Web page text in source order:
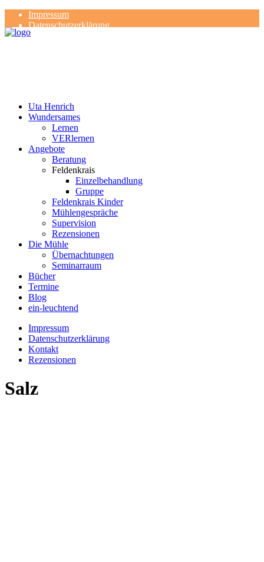
Impressum
Datenschutzerklärung
Kontakt
Uta Henrich
Wundersames
Lernen
VERlernen
Angebote
Beratung
Feldenkrais
Einzelbehandlung
Gruppe
Feldenkrais Kinder
Mühlengespräche
Supervision
Rezensionen
Die Mühle
Übernachtungen
Seminarraum
Bücher
Termine
Blog
ein-leuchtend
Impressum
Datenschutzerklärung
Kontakt
Rezensionen
Salz